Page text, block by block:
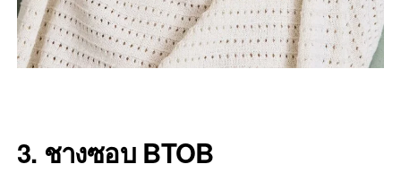
3. ชางซอบ BTOB